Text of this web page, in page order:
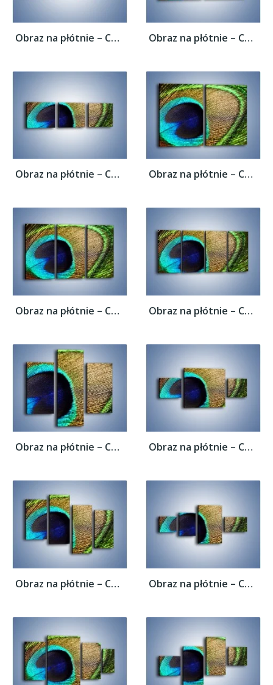
Obraz na płótnie – Cudowne pawie oko –... Obraz na płótnie – Cudowne pawie oko –...
Obraz na płótnie – Cudowne pawie oko –... Obraz na płótnie – Cudowne pawie oko –...
Obraz na płótnie – Cudowne pawie oko –... Obraz na płótnie – Cudowne pawie oko –...
Obraz na płótnie – Cudowne pawie oko –... Obraz na płótnie – Cudowne pawie oko –...
Obraz na płótnie – Cudowne pawie oko –... Obraz na płótnie – Cudowne pawie oko –...